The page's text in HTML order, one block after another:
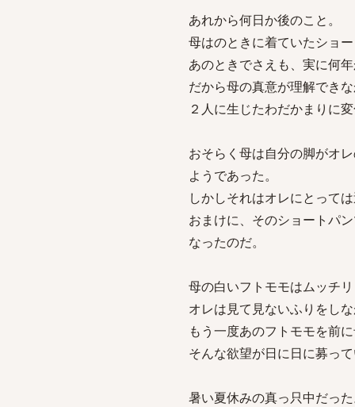
あれから何日か後のこと。
母はのときに着ていたショ
あのときでさえも、実に何
だから母の真意が理解でき
２人に生じたわだかまりに
おそらく母は自分の脚がオ
ようであった。
しかしそれはオレにとって
おまけに、そのショートパ
なったのだ。
母の白いフトモモはムッチ
オレは見て見ないふりをし
もう一度あのフトモモを前
そんな欲望が日に日に募っ
暑い夏休みの真っ只中だっ